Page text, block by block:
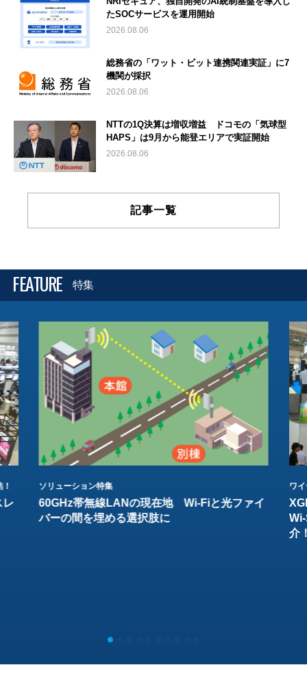
たSOCサービスを運用開始
2026.08.06
総務省の「ワット・ビット連携関連実証」に7
機関が採択
2026.08.06
NTTの1Q決算は増収増益 ドコモの「気球型
HAPS」は9月から能登エリアで実証開始
2026.08.06
記事一覧
FEATURE 特集
レ
ソリューション特集
60GHz帯無線LANの現在地 Wi-Fiと光ファイ
バーの間を埋める選択肢に
ワ
介